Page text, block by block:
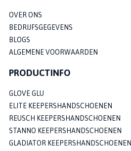
OVER ONS
BEDRIJFSGEGEVENS
BLOGS
ALGEMENE VOORWAARDEN
PRODUCTINFO
GLOVE GLU
ELITE KEEPERSHANDSCHOENEN
REUSCH KEEPERSHANDSCHOENEN
STANNO KEEPERSHANDSCHOENEN
GLADIATOR KEEPERSHANDSCHOENEN